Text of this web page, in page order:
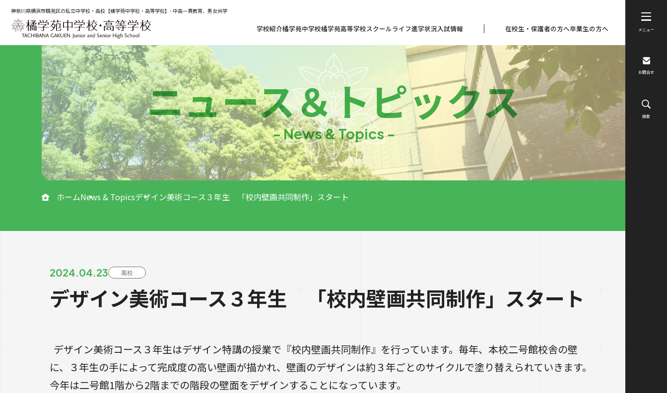
神奈川県横浜市鶴見区の私立中学校・高校【橘学苑中学校・高等学校】- 中高一貫教育、男女共学
学校紹介橘学苑中学校橘学苑高等学校スクールライフ進学状況入試情報 在校生・保護者の方へ卒業生の方へ メニュー
お問合せ
検索
ニュース＆トピックス
- News & Topics -
ホームNews & Topicsデザイン美術コース３年生 「校内壁画共同制作」スタート
2024.04.23 高校
デザイン美術コース３年生 「校内壁画共同制作」スタート
デザイン美術コース３年生はデザイン特講の授業で『校内壁画共同制作』を行っています。毎年、本校二号館校舎の壁
に、３年生の手によって完成度の高い壁画が描かれ、壁画のデザインは約３年ごとのサイクルで塗り替えられていきます。
今年は二号館1階から2階までの階段の壁面をデザインすることになっています。